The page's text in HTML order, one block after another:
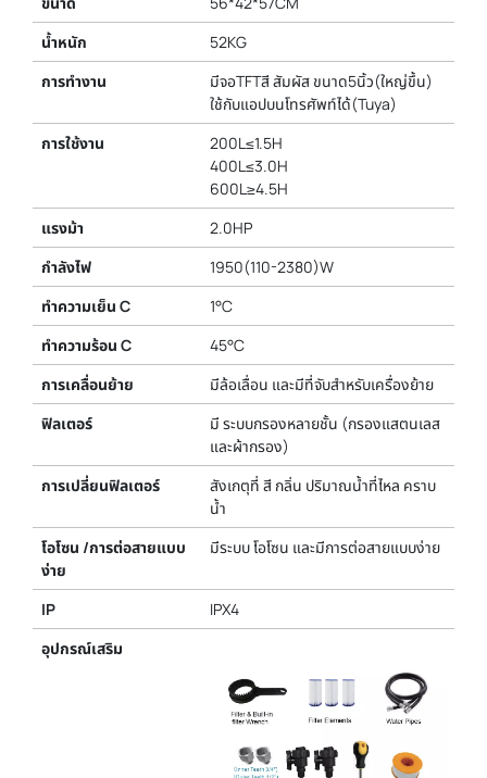
น้ำหนัก
52KG
การทำงาน
มีจอTFTสี สัมผัส ขนาด5นิ้ว(ใหญ่ขึ้น)
ใช้กับแอปบนโทรศัพท์ได้(Tuya)
การใช้งาน
200L≤1.5H
400L≤3.0H
600L≥4.5H
แรงม้า
2.0HP
กำลังไฟ
1950(110-2380)W
ทำความเย็น C
1°C
ทำความร้อน C
45°C
การเคลื่อนย้าย
มีล้อเลื่อน และมีที่จับสำหรับเครื่องย้าย
ฟิลเตอร์
มี ระบบกรองหลายชั้น (กรองแสตนเลส
และผ้ากรอง)
การเปลี่ยนฟิลเตอร์
สังเกตุที่ สี กลิ่น ปริมาณน้ำที่ไหล คราบ
น้ำ
โอโซน /การต่อสายแบบ
ง่าย
มีระบบ โอโซน และมีการต่อสายแบบง่าย
IP
IPX4
อุปกรณ์เสริม